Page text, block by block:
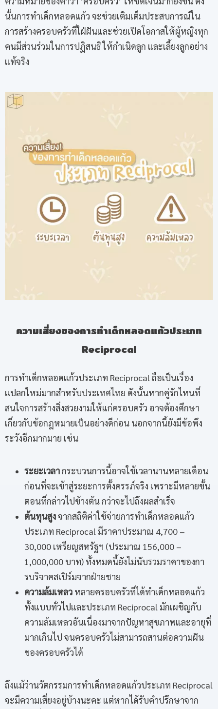
นั้นการทำเด็กหลอดแก้ว จะช่วยเติมเต็มประสบการณ์ใน
การสร้างครอบครัวที่ใฝ่ฝันและช่วยเปิดโอกาสให้ผู้หญิงทุก
คนมีส่วนร่วมในการปฏิสนธิ ให้กำเนิดลูก และเลี้ยงลูกอย่าง
แท้จริง
ความเสี่ยงของการทำเด็กหลอดแก้วประเภท
Reciprocal
การทำเด็กหลอดแก้วประเภท Reciprocal ถือเป็นเรื่อง
แปลกใหม่มากสำหรับประเทศไทย ดังนั้นหากคู่รักไหนที่
สนใจการสร้างสิ่งสวยงามให้แก่ครอบครัว อาจต้องศึกษา
เกี่ยวกับข้อกฎหมายเป็นอย่างดีก่อน นอกจากนี้ยังมีข้อพึง
ระวังอีกมากมาย เช่น
ระยะเวลากระบวนการนี้อาจใช้เวลานานหลายเดือน
ก่อนที่จะเข้าสู่ระยะการตั้งครรภ์จริง เพราะมีหลายขั้น
ตอนที่กล่าวไปข้างต้น กว่าจะไปถึงผลสำเร็จ
ต้นทุนสูงจากสถิติค่าใช้จ่ายการทำเด็กหลอดแก้ว
ประเภท Reciprocal มีราคาประมาณ 4,700 –
30,000 เหรียญสหรัฐฯ (ประมาณ 156,000 –
1,000,000 บาท) ทั้งหมดนี้ยังไม่นับรวมราคาของกา
รบริจาคสเปิร์มจากฝ่ายชาย
ความล้มเหลว หลายครอบครัวที่ได้ทำเด็กหลอดแก้ว
ทั้งแบบทั่วไปและประเภท Reciprocal มักเผชิญกับ
ความล้มเหลวอันเนื่องมาจากปัญหาสุขภาพและอายุที่
มากเกินไป จนครอบครัวไม่สามารถสานต่อความฝัน
ของครอบครัวได้
ถึงแม้ว่านวัตกรรมการทำเด็กหลอดแก้วประเภท Reciprocal
จะมีความเสี่ยงอยู่บ้างนะคะ แต่หากได้รับคำปรึกษาจาก